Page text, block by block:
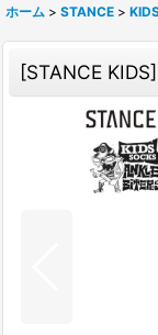
ホーム > STANCE >
[STANCE